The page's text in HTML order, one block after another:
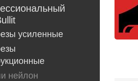
усиленные
нейлон